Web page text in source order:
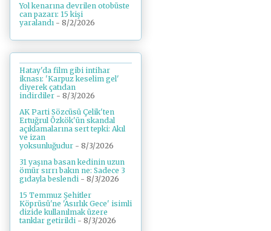
Yol kenarına devrilen otobüste
can pazarı: 15 kişi
yaralandı - 8/2/2026
Hatay'da film gibi intihar
iknası: 'Karpuz keselim gel'
diyerek çatıdan
indirdiler - 8/3/2026
AK Parti Sözcüsü Çelik'ten
Ertuğrul Özkök'ün skandal
açıklamalarına sert tepki: Akıl
ve izan
yoksunluğudur - 8/3/2026
31 yaşına basan kedinin uzun
ömür sırrı bakın ne: Sadece 3
gıdayla beslendi - 8/3/2026
15 Temmuz Şehitler
Köprüsü'ne 'Asırlık Gece' isimli
dizide kullanılmak üzere
tanklar getirildi - 8/3/2026